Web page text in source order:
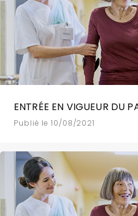
ENTRÉE EN VIGUEUR DU
Publié le 10/08/2021